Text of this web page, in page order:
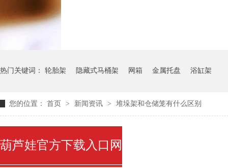
料架
热门关键词： 轮胎架 隐藏式马桶架 网箱 金属托盘 浴缸架
您的位置： 首页 > 新闻资讯 > 堆垛架和仓储笼有什么区别
葫芦娃官方下载入口网